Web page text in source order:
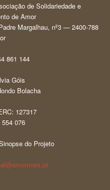
de Solidariedade e
de Amor
Margalhau, nº3 — 2400-788
861 144
Góis
Bolacha
127317
076
do Projeto